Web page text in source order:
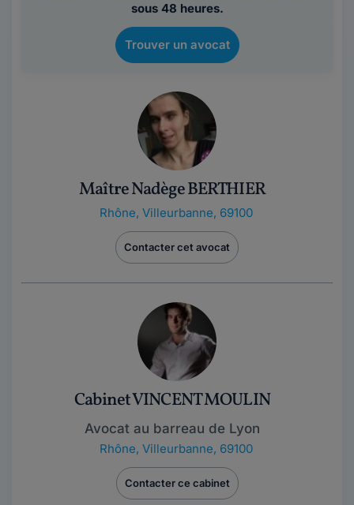
sous 48 heures.
Trouver un avocat
Maître Nadège BERTHIER
Rhône, Villeurbanne, 69100
Contacter cet avocat
Cabinet VINCENT MOULIN
Avocat au barreau de Lyon
Rhône, Villeurbanne, 69100
Contacter ce cabinet